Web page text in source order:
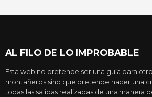
AL FILO DE LO IMPROBABLE
Esta web no pretende ser una guía para
montañeros sino que pretende hacer una
todas las salidas realizadas de una manera